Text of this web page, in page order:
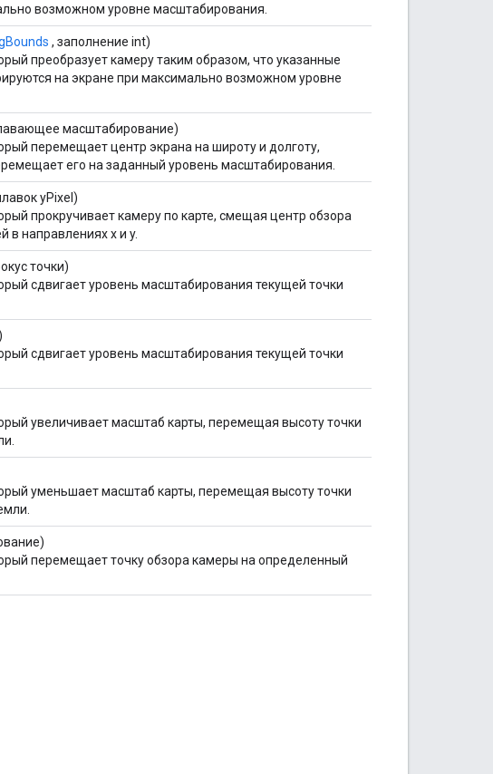
возможном уровне масштабирования.
, заполнение int)
преобразует камеру таким образом, что указанные
на экране при максимально возможном уровне
масштабирование)
перемещает центр экрана на широту и долготу,
его на заданный уровень масштабирования.
yPixel)
прокручивает камеру по карте, смещая центр обзора
в направлениях x и y.
точки)
сдвигает уровень масштабирования текущей точки
сдвигает уровень масштабирования текущей точки
увеличивает масштаб карты, перемещая высоту точки
уменьшает масштаб карты, перемещая высоту точки
перемещает точку обзора камеры на определенный